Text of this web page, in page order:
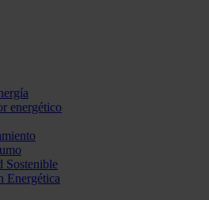
energético
Sostenible
Energética